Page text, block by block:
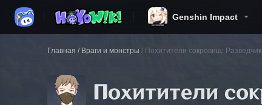
Genshin Impact
Главная / Враги и монстры / Похитители сокровищ: Разведчик